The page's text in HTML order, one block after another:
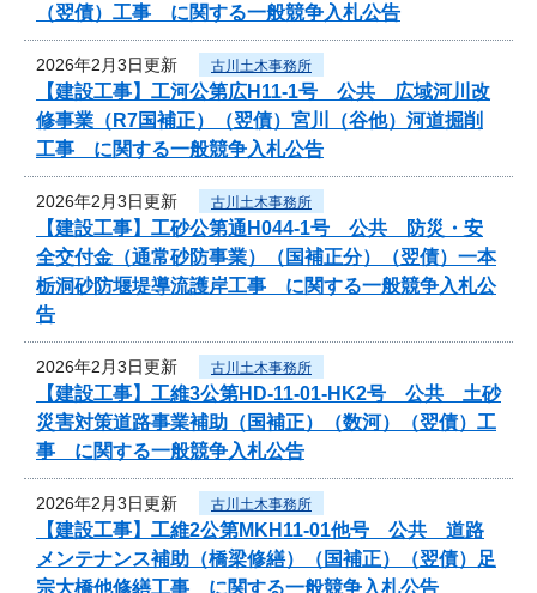
（翌債）工事 に関する一般競争入札公告
2026年2月3日更新 古川土木事務所
【建設工事】工河公第広H11-1号 公共 広域河川改
修事業（R7国補正）（翌債）宮川（谷他）河道掘削
工事 に関する一般競争入札公告
2026年2月3日更新 古川土木事務所
【建設工事】工砂公第通H044-1号 公共 防災・安
全交付金（通常砂防事業）（国補正分）（翌債）一本
栃洞砂防堰堤導流護岸工事 に関する一般競争入札公
告
2026年2月3日更新 古川土木事務所
【建設工事】工維3公第HD-11-01-HK2号 公共 土砂
災害対策道路事業補助（国補正）（数河）（翌債）工
事 に関する一般競争入札公告
2026年2月3日更新 古川土木事務所
【建設工事】工維2公第MKH11-01他号 公共 道路
メンテナンス補助（橋梁修繕）（国補正）（翌債）足
宗大橋他修繕工事 に関する一般競争入札公告